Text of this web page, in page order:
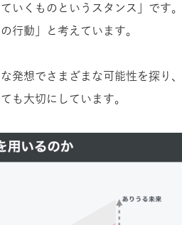
いくものというスタンス」です。
行動」と考えています。
発想でさまざまな可能性を探り、
も大切にしています。